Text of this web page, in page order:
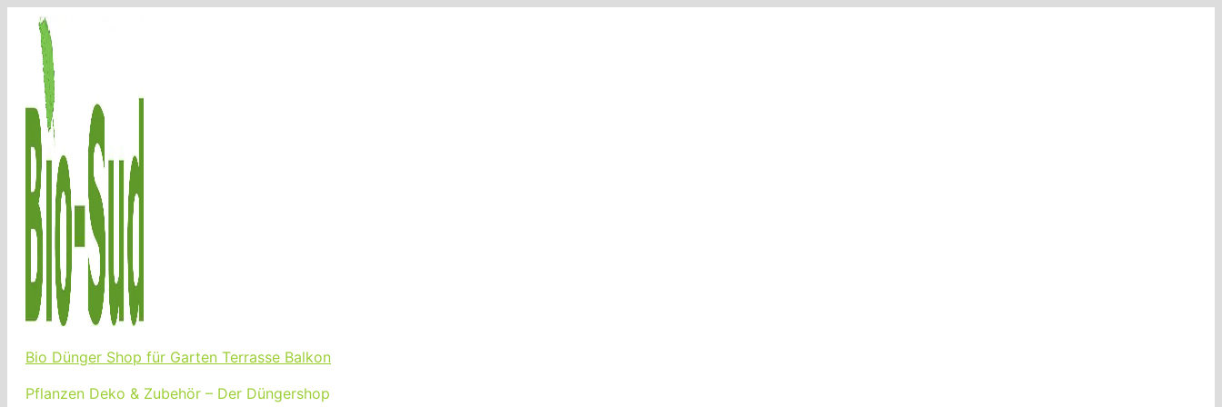
Inhalt
springen
Bio Dünger Shop für Garten Terrasse Balkon
Pflanzen Deko & Zubehör – Der Düngershop